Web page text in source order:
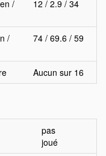
/
12 / 2.9 / 34
/
74 / 69.6 / 59
Aucun sur 16
pas
joué